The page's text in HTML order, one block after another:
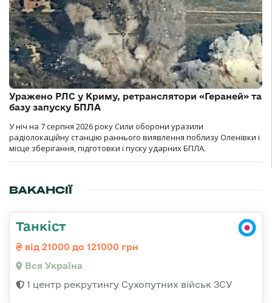
Уражено РЛС у Криму, ретранслятори «Гераней» та
базу запуску БПЛА
У ніч на 7 серпня 2026 року Сили оборони уразили
радіолокаційну станцію раннього виявлення поблизу Оленівки і
місце зберігання, підготовки і пуску ударних БПЛА.
ВАКАНСІЇ
Танкіст
від 21000 до 121000 грн
Вся Україна
1 центр рекрутингу Сухопутних військ ЗСУ